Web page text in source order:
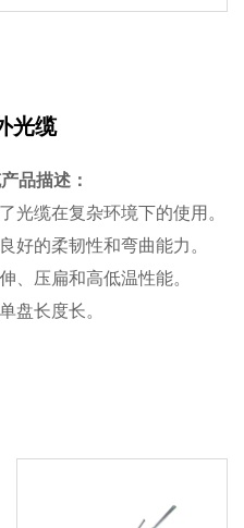
光缆
品描述：
光缆在复杂环境下的使用。
好的柔韧性和弯曲能力。
、压扁和高低温性能。
盘长度长。